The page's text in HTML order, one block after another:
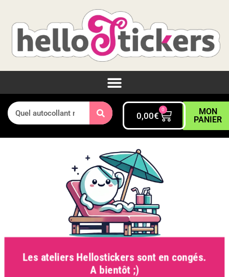
0,00€
0
MON
PANIER
Les ateliers Hellostickers sont en congés.
A bientôt ;)